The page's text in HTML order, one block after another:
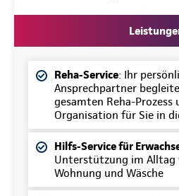
Reha-Service: Ihr
Ansprechpartner
gesamten Reha-
Organisation für Sie in
Hilfs-Service für
Unterstützung im Alltag
Wohnung und Wäsche